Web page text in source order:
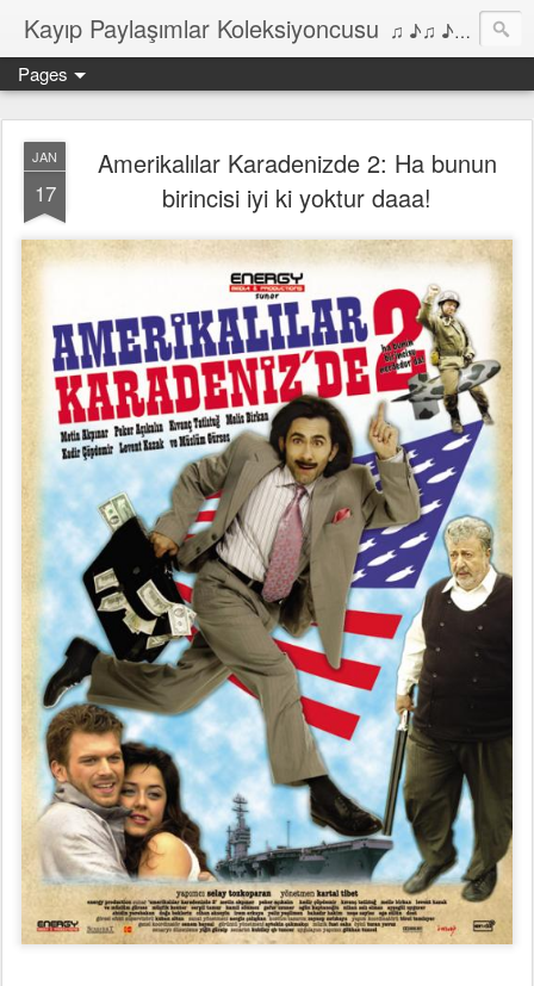
Kayıp Paylaşımlar Koleksiyoncusu ♫ ♪♫ ♪ ♫ ♪♫ ♪•♫♪ 2006'dan bu yana Film, Dizi, Müzik ve Kitaplar üzerine Yazılar Diyarı...
Pages
JAN
17
Amerikalılar Karadenizde 2: Ha bunun
birincisi iyi ki yoktur daaa!